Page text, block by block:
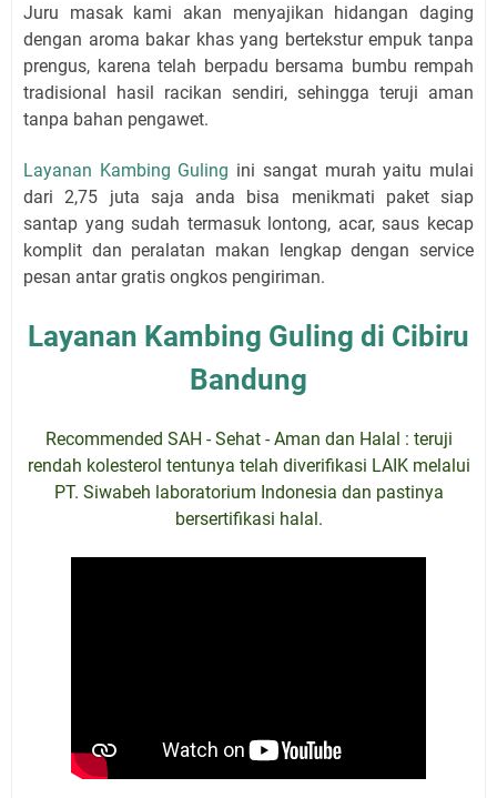
Juru masak kami akan menyajikan hidangan daging
dengan aroma bakar khas yang bertekstur empuk tanpa
prengus, karena telah berpadu bersama bumbu rempah
tradisional hasil racikan sendiri, sehingga teruji aman
tanpa bahan pengawet.
Layanan Kambing Guling ini sangat murah yaitu mulai
dari 2,75 juta saja anda bisa menikmati paket siap
santap yang sudah termasuk lontong, acar, saus kecap
komplit dan peralatan makan lengkap dengan service
pesan antar gratis ongkos pengiriman.
Layanan Kambing Guling di Cibiru
Bandung
Recommended SAH - Sehat - Aman dan Halal : teruji
rendah kolesterol tentunya telah diverifikasi LAIK melalui
PT. Siwabeh laboratorium Indonesia dan pastinya
bersertifikasi halal.